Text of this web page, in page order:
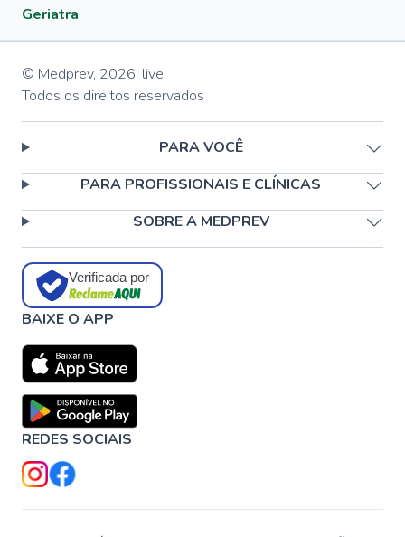
Geriatra
© Medprev, 2026, live
Todos os direitos reservados
PARA VOCÊ
PARA PROFISSIONAIS E CLÍNICAS
SOBRE A MEDPREV
Verificada por
BAIXE O APP
REDES SOCIAIS